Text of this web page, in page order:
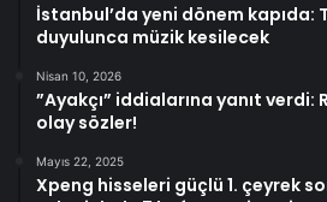
İstanbul’da yeni dönem
duyulunca müzik kesilecek
Nisan 10, 2026
”Ayakçı” iddialarına yanıt verdi:
olay sözler!
Mayıs 22, 2025
Xpeng hisseleri güçlü 1. çeyrek